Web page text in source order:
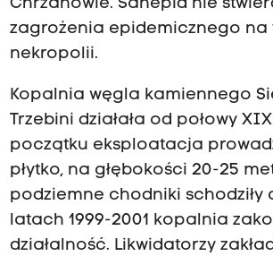
Chrzanowie. Sanepid nie
zagrożenia epidemicznego na
nekropolii.
Kopalnia węgla kamiennego
Trzebini działała od połowy
początku eksploatacja
płytko, na głębokości 20-25
podziemne chodniki schodziły
latach 1999-2001 kopalnia
działalność. Likwidatorzy